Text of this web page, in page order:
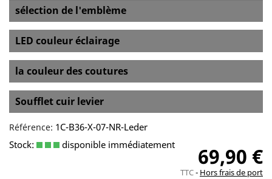
sélection de l'emblème
LED couleur éclairage
la couleur des coutures
Soufflet cuir levier
Référence: 1C-B36-X-07-NR-Leder
Stock:
disponible immédiatement 69,90 €
TTC Hors frais de port